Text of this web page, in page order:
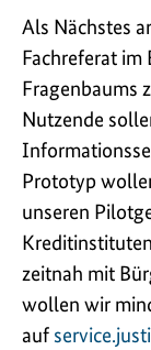
Als Nächstes
Fachreferat im
Fragenbaums
Nutzende
Prototyp
unseren
zeitnah mit
wollen wir
auf